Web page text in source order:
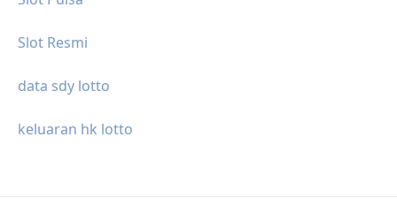
Slot Resmi
data sdy lotto
keluaran hk lotto